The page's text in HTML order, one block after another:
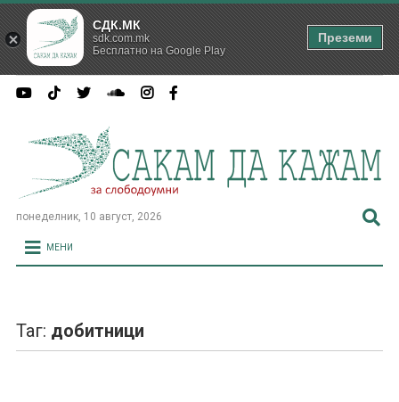
понеделник, 10 август, 2026
МЕНИ
Таг: добитници
СДК.МК
sdk.com.mk
Бесплатно на Google Play
Преземи